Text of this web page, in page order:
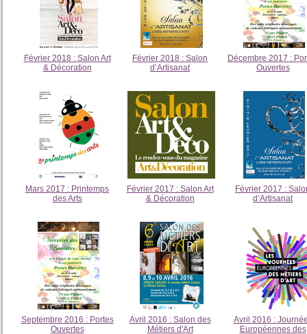
Février 2018 : Salon Art
& Décoration
Février 2018 : Salon
d’Artisanat
Décembre 2017 :
Ouvertes
Mars 2017 : Printemps
des Arts
Février 2017 : Salon Art
& Décoration
Février 2017 :
d’Artisanat
Septembre 2016 : Portes
Ouvertes
Avril 2016 : Salon des
Métiers d'Art
Avril 2016 :
Européennes des